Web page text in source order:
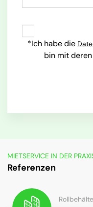
*Ich habe die
bin mit
MIETSERVICE IN DER
Referenzen